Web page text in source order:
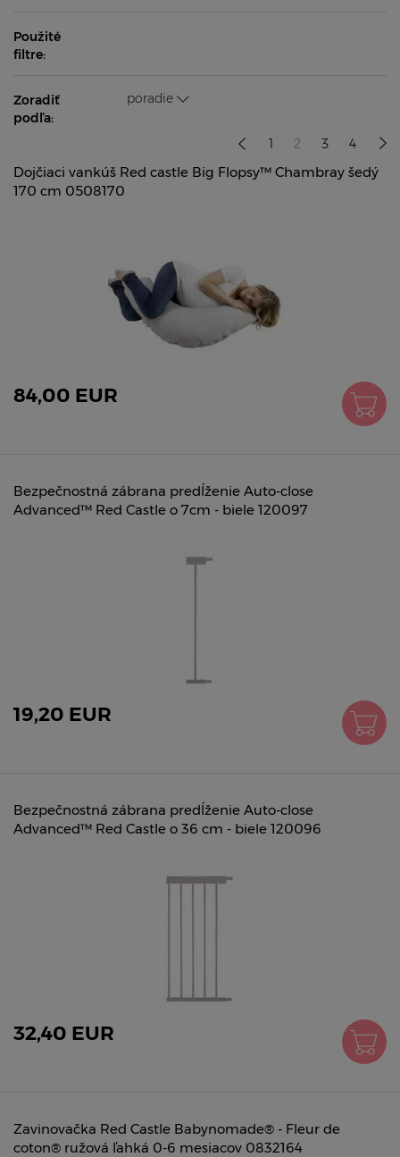
Použité
filtre:
Zoradiť
podľa:
poradie
1 2 3 4
Dojčiaci vankúš Red castle Big Flopsy™ Chambray šedý
170 cm 0508170
84,00 EUR
Bezpečnostná zábrana predĺženie Auto-close
Advanced™ Red Castle o 7cm - biele 120097
19,20 EUR
Bezpečnostná zábrana predĺženie Auto-close
Advanced™ Red Castle o 36 cm - biele 120096
32,40 EUR
Zavinovačka Red Castle Babynomade® - Fleur de
coton® ružová ľahká 0-6 mesiacov 0832164